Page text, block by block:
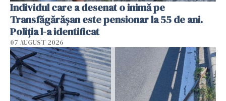
Individul care a desenat o inimă pe
Transfăgărășan este pensionar la 55 de ani.
Poliția l-a identificat
07 AUGUST 2026